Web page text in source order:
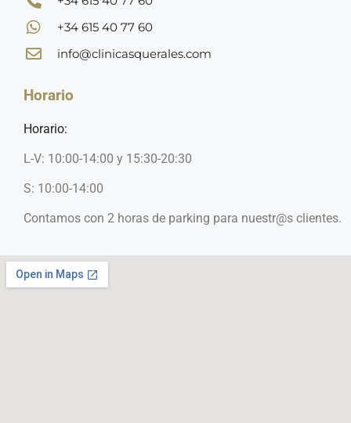
+34 615 40 77 60
info@clinicasquerales.com
Horario
Horario:
L-V: 10:00-14:00 y 15:30-20:30
S: 10:00-14:00
Contamos con 2 horas de parking para nuestr@s clientes.